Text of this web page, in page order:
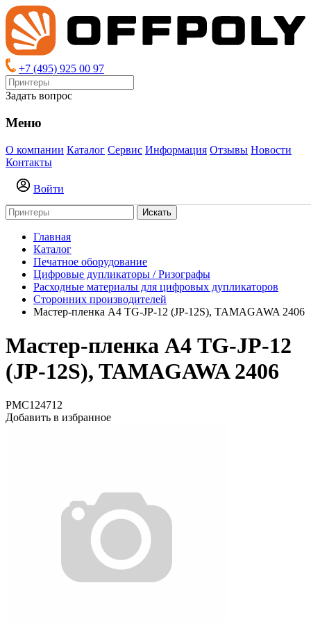
+7 (495) 925 00 97
Задать вопрос
Меню
О компании Каталог Сервис Информация Отзывы Новости
Контакты
Войти
Искать
Главная
Каталог
Печатное оборудование
Цифровые дупликаторы / Ризографы
Расходные материалы для цифровых дупликаторов
Сторонних производителей
Мастер-пленка А4 TG-JP-12 (JP-12S), TAMAGAWA 2406
Мастер-пленка А4 TG-JP-12
(JP-12S), TAMAGAWA 2406
PMC124712
Добавить в избранное